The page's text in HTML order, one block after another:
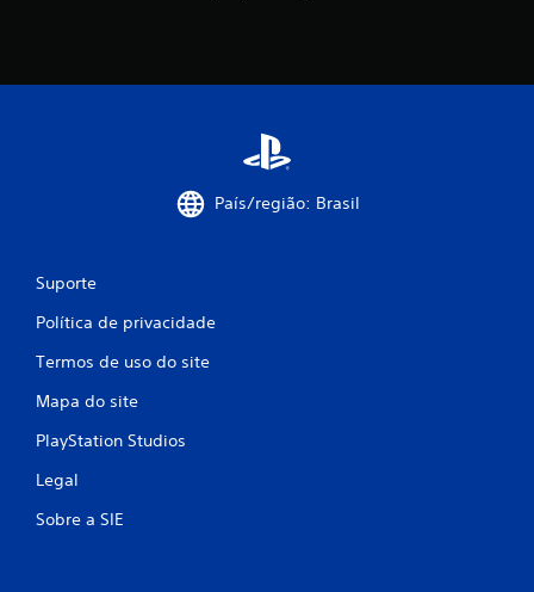
País/região: Brasil
Suporte
Política de privacidade
Termos de uso do site
Mapa do site
PlayStation Studios
Legal
Sobre a SIE